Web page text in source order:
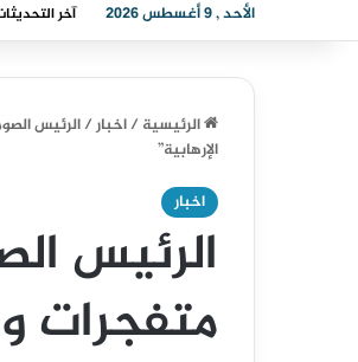
الأحد , 9 أغسطس 2026 آخر
الرئيسية/اخبار/الرئيس
الإرهابية”
اخبار
الرئيس
متفجرات